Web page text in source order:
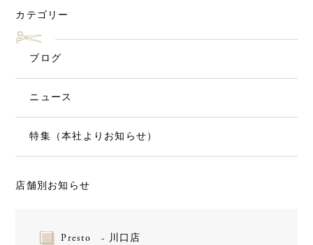
カテゴリー
ブログ
ニュース
特集（本社よりお知らせ）
店舗別お知らせ
Presto - 川口店